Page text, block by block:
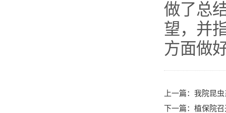
做了总
望，并
方面做
上一篇： 我院昆虫
下一篇： 植保院